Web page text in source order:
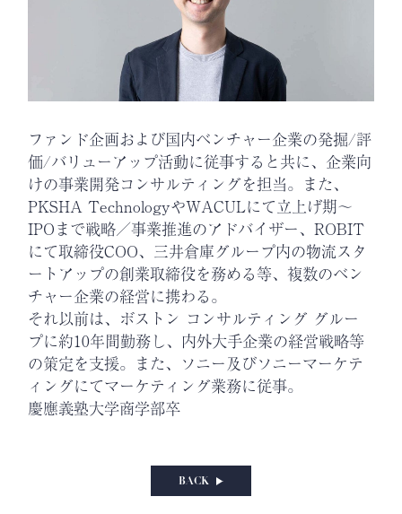
ファンド企画および国内ベンチャー企業の発掘/評
価/バリューアップ活動に従事すると共に、企業向
けの事業開発コンサルティングを担当。また、
PKSHA TechnologyやWACULにて立上げ期〜
IPOまで戦略／事業推進のアドバイザー、ROBIT
にて取締役COO、三井倉庫グループ内の物流スタ
ートアップの創業取締役を務める等、複数のベン
チャー企業の経営に携わる。
それ以前は、ボストン コンサルティング グルー
プに約10年間勤務し、内外大手企業の経営戦略等
の策定を支援。また、ソニー及びソニーマーケテ
ィングにてマーケティング業務に従事。
慶應義塾大学商学部卒
BACK